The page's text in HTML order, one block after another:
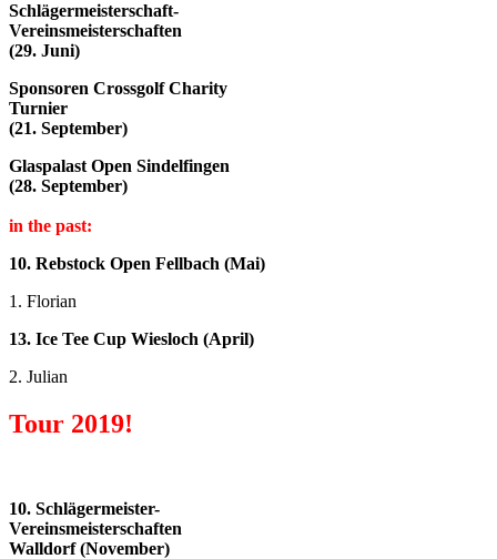
Schlägermeisterschaft-
Vereinsmeisterschaften
(29. Juni)
Sponsoren Crossgolf Charity
Turnier
(21. September)
Glaspalast Open Sindelfingen
(28. September)
in the past:
10. Rebstock Open Fellbach (Mai)
1. Florian
13. Ice Tee Cup Wiesloch (April)
2. Julian
Tour 2019!
10. Schlägermeister-
Vereinsmeisterschaften
Walldorf (November)